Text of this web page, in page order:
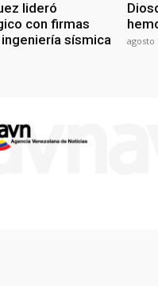
lideró
con firmas
sísmica
agosto